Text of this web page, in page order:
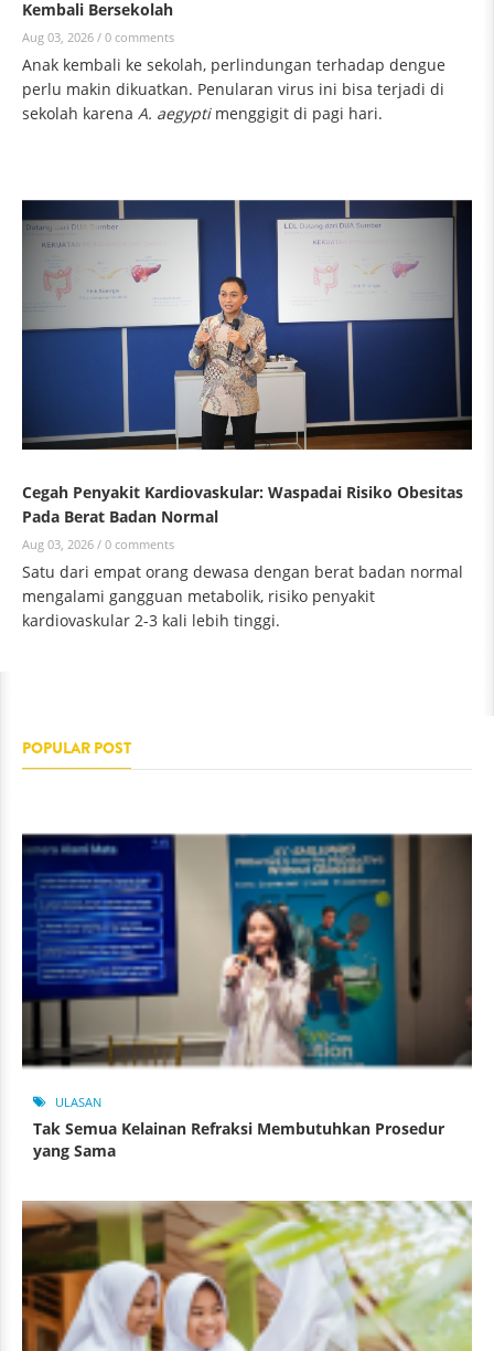
Kembali Bersekolah
Aug 03, 2026 / 0 comments
Anak kembali ke sekolah, perlindungan terhadap dengue
perlu makin dikuatkan. Penularan virus ini bisa terjadi di
sekolah karena A. aegyptimenggigit di pagi hari.
Cegah Penyakit Kardiovaskular: Waspadai Risiko Obesitas
Pada Berat Badan Normal
Aug 03, 2026 / 0 comments
Satu dari empat orang dewasa dengan berat badan normal
mengalami gangguan metabolik, risiko penyakit
kardiovaskular 2-3 kali lebih tinggi.
POPULAR POST
ULASAN
Tak Semua Kelainan Refraksi Membutuhkan Prosedur
yang Sama